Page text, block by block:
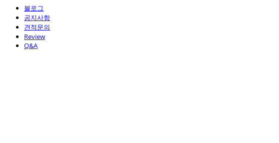
블로그
공지사항
견적문의
Review
Q&A